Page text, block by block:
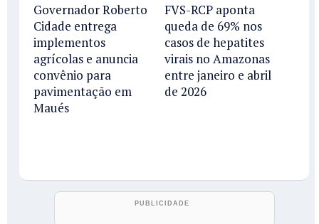
Governador Roberto
Cidade entrega
implementos
agrícolas e anuncia
convênio para
pavimentação em
Maués
FVS-RCP aponta
queda de 69% nos
casos de hepatites
virais no Amazonas
entre janeiro e abril
de 2026